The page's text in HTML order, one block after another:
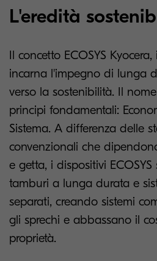
L'eredità
Il concetto ECOSYS
incarna l'impegno di lunga
verso la sostenibilità. Il
principi fondamentali:
Sistema. A differenza delle
convenzionali che
e getta, i dispositivi
tamburi a lunga durata e
separati, creando sistemi
gli sprechi e abbassano il
proprietà.